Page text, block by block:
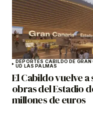
DEPORTES CABILDO DE
UD LAS PALMAS
El Cabildo vuelve
obras del Estadio
millones de euros